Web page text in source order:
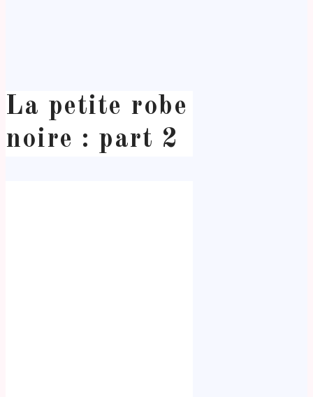
La petite robe
noire : part 2